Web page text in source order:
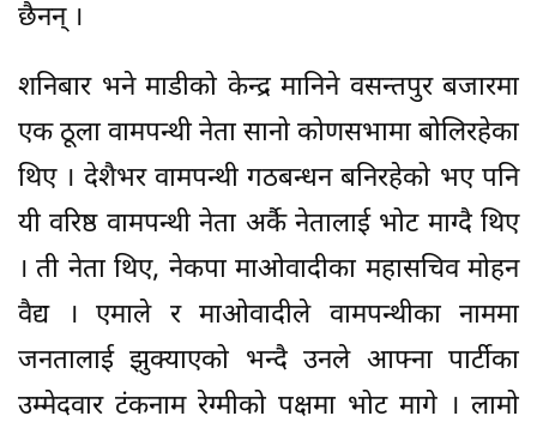
छैनन् ।
शनिबार भने माडीको केन्द्र मानिने वसन्तपुर बजारमा
एक ठूला वामपन्थी नेता सानो कोणसभामा बोलिरहेका
थिए । देशैभर वामपन्थी गठबन्धन बनिरहेको भए पनि
यी वरिष्ठ वामपन्थी नेता अर्कै नेतालाई भोट माग्दै थिए
। ती नेता थिए, नेकपा माओवादीका महासचिव मोहन
वैद्य । एमाले र माओवादीले वामपन्थीका नाममा
जनतालाई झुक्याएको भन्दै उनले आफ्ना पार्टीका
उम्मेदवार टंकनाम रेग्मीको पक्षमा भोट मागे । लामो